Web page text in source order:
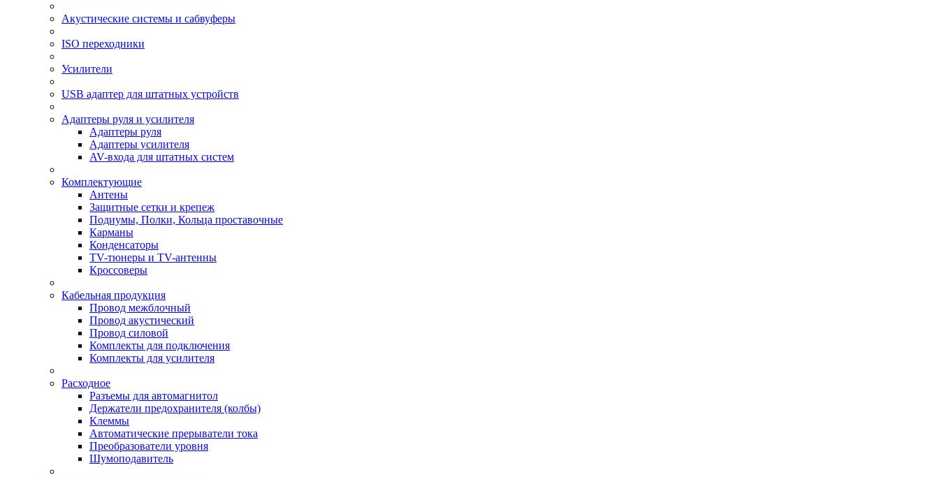
Акустические системы и сабвуферы
ISO переходники
Усилители
USB адаптер для штатных устройств
Адаптеры руля и усилителя
Адаптеры руля
Адаптеры усилителя
AV-входа для штатных систем
Комплектующие
Антены
Защитные сетки и крепеж
Подиумы, Полки, Кольца проставочные
Карманы
Конденсаторы
TV-тюнеры и TV-антенны
Кроссоверы
Кабельная продукция
Провод межблочный
Провод акустический
Провод силовой
Комплекты для подключения
Комплекты для усилителя
Расходное
Разъемы для автомагнитол
Держатели предохранителя (колбы)
Клеммы
Автоматические прерыватели тока
Преобразователи уровня
Шумоподавитель